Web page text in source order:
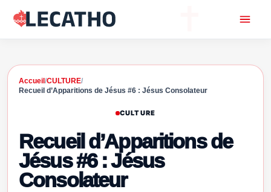
Accueil /CULTURE/
Recueil d’Apparitions de Jésus #6 : Jésus Consolateur
CULTURE
Recueil d’Apparitions de
Jésus #6 : Jésus
Consolateur